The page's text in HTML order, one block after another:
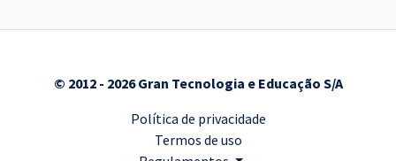
© 2012 - 2026 Gran Tecnologia e Educação S/A
Política de privacidade
Termos de uso